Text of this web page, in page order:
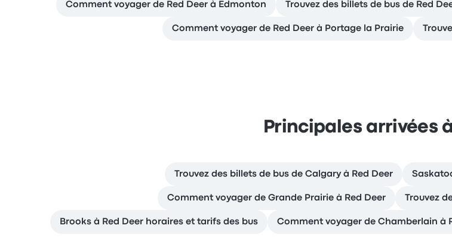
Comment voyager de Red Deer à Edmonton Trouvez des billets de bus de Red
Comment voyager de Red Deer à Portage la Prairie
Principales arrivées
Trouvez des billets de bus de Calgary à Red Deer
Comment voyager de Grande Prairie à Red Deer Trouvez
Brooks à Red Deer horaires et tarifs des bus Comment voyager de Chamberlain à